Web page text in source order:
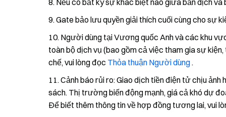
Nếu có bất kỳ sự khác biệt nào giữa bản dịch
Gate bảo lưu quyền giải thích cuối cùng cho sự
Người dùng tại Vương quốc Anh và các khu
toàn bộ dịch vụ (bao gồm cả việc tham gia sự
chế, vui lòng đọc Thỏa thuận Người dùng.
Cảnh báo rủi ro: Giao dịch tiền điện tử chịu
sách. Thị trường biến động mạnh, giá cả khó dự
Để biết thêm thông tin về hợp đồng tương lai, vui